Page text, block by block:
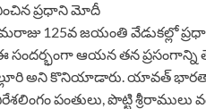
ప్రధాని మోదీ
125వ జయంతి వేడుకల్లో
సందర్భంగా ఆయన తన ప్రసంగాన్ని
అని కొనియాడారు. యావత్
పంతులు, పొట్టి